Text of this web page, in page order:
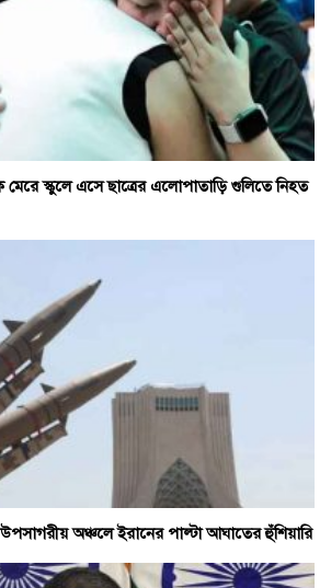
মেরে স্কুলে এসে ছাত্রের এলোপাতাড়ি গুলিতে নিহত
অঞ্চলে ইরানের পাল্টা আঘাতের হুঁশিয়ারি